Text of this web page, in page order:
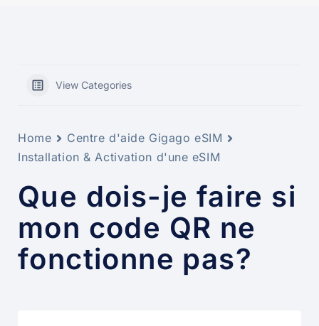
View Categories
Home
Centre d'aide Gigago eSIM
Installation & Activation d'une eSIM
Que dois-je faire si
mon code QR ne
fonctionne pas?